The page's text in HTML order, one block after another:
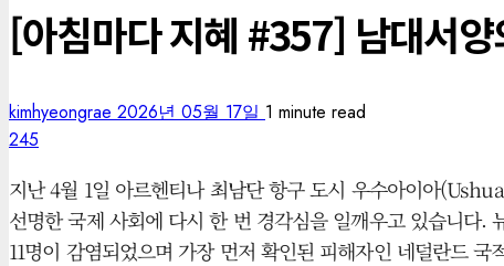
[아침마다 지혜 #357] 남대서
kimhyeongrae 2026년 05월 17일 1 minute read
245
지난 4월 1일 아르헨티나 최남단 항구 도시 우수아이아
선명한 국제 사회에 다시 한 번 경각심을 일깨우고 있습니
11명이 감염되었으며 가장 먼저 확인된 피해자인 네덜란드